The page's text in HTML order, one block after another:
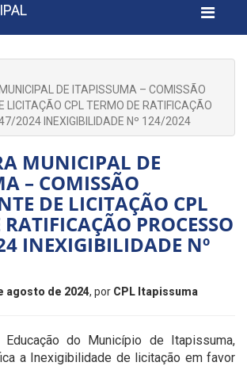
DE ITAPISSUMA – COMISSÃO
LICITAÇÃO CPL TERMO DE RATIFICAÇÃO
2024 INEXIGIBILIDADE Nº 124/2024
MUNICIPAL DE
– COMISSÃO
DE LICITAÇÃO CPL
PROCESSO
INEXIGIBILIDADE Nº
agosto de 2024, por CPL Itapissuma
Educação do Município de Itapissuma,
a Inexigibilidade de licitação em favor